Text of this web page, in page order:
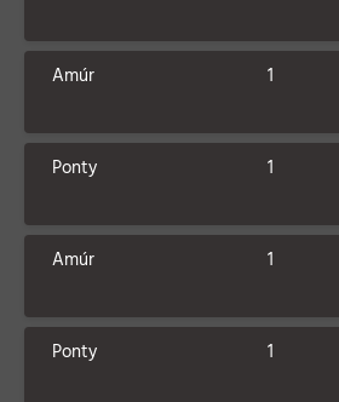
Amúr 1
Ponty 1
Amúr 1
Ponty 1